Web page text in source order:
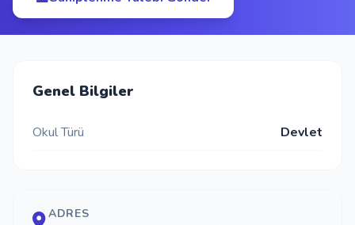
Blog
İletişim
Genel Bilgiler
Okul Türü Devlet
ADRES